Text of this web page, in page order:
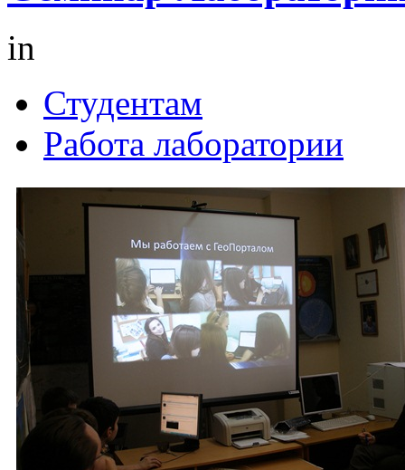
in
Студентам
Работа лаборатории